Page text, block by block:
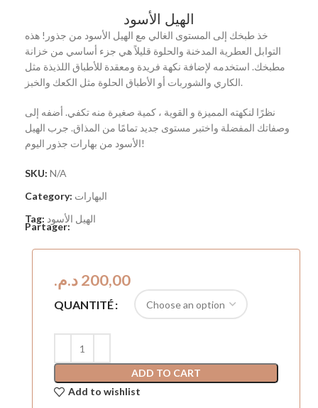
الهيل الأسود
خذ طبخك إلى المستوى الغالي مع الهيل الأسود من جذور! هذه
التوابل العطرية المدخنة والحلوة قليلاً هي جزء أساسي من خزانة
مطبخك. استخدمه لإضافة نكهة فريدة ومعقدة للأطباق اللذيذة مثل
الكاري والشوربات أو الأطباق الحلوة مثل الكعك والخبز.
نظرًا لنكهته المميزة و القوية ، كمية صغيرة منه تكفي. أضفه إلى
وصفاتك المفضلة واختبر مستوى جديد تمامًا من المذاق. جرب الهيل
الأسود من بهارات جذور اليوم!
SKU: N/A
Category: البهارات
Tag: الهيل الأسود
Partager:
د.م.
QUANTITÉ
ADD TO CART
Add to wishlist